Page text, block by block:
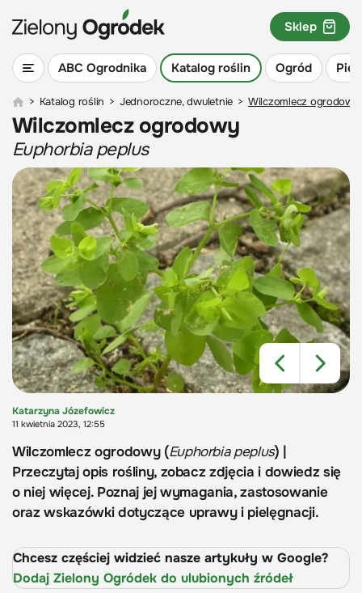
ABC Ogrodnika Katalog roślin Ogród
Sklep
> Katalog roślin > Jednoroczne, dwuletnie > Wilczomlecz ogrodowy
Wilczomlecz ogrodowy
Euphorbia peplus
Katarzyna Józefowicz
11 kwietnia 2023, 12:55
Wilczomlecz ogrodowy (Euphorbia peplus) |
Przeczytaj opis rośliny, zobacz zdjęcia i dowiedz się
o niej więcej. Poznaj jej wymagania, zastosowanie
oraz wskazówki dotyczące uprawy i pielęgnacji.
Chcesz częściej widzieć nasze artykuły w Google?
Dodaj Zielony Ogródek do ulubionych źródeł